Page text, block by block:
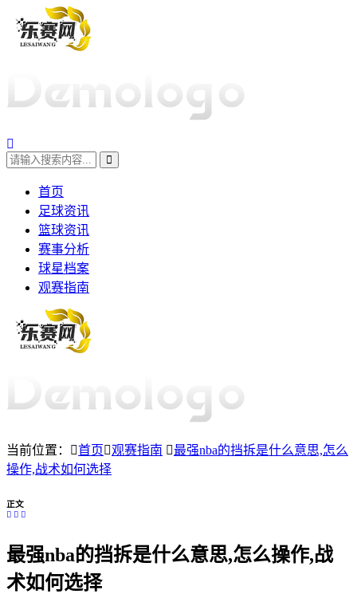
首页
足球资讯
篮球资讯
赛事分析
球星档案
观赛指南
当前位置： 首页 观赛指南
最强nba的挡拆是什么意思,怎么
操作,战术如何选择
正文
最强nba的挡拆是什么意思,怎么操作,战
术如何选择